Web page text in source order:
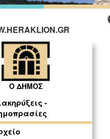
Ο ΔΗΜΟΣ
-